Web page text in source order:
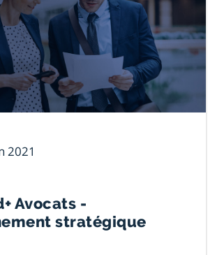
2021
Avocats -
stratégique